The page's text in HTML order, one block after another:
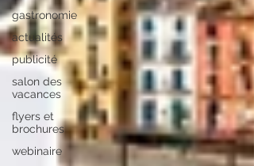
gastronomie
actualités
publicité
salon des
vacances
flyers et
brochures
webinaire